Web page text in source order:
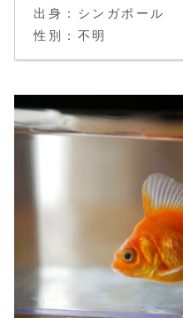
出身：シンガポール
性別：不明